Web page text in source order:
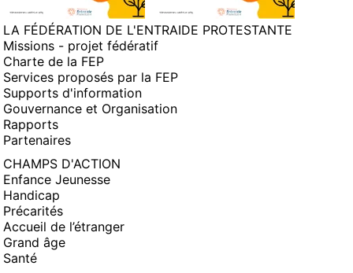
LA FÉDÉRATION DE L'ENTRAIDE PROTESTANTE
Missions - projet fédératif
Charte de la FEP
Services proposés par la FEP
Supports d'information
Gouvernance et Organisation
Rapports
Partenaires
CHAMPS D'ACTION
Enfance Jeunesse
Handicap
Précarités
Accueil de l’étranger
Grand âge
Santé